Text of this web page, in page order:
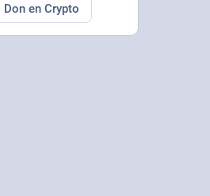
Don en Crypto